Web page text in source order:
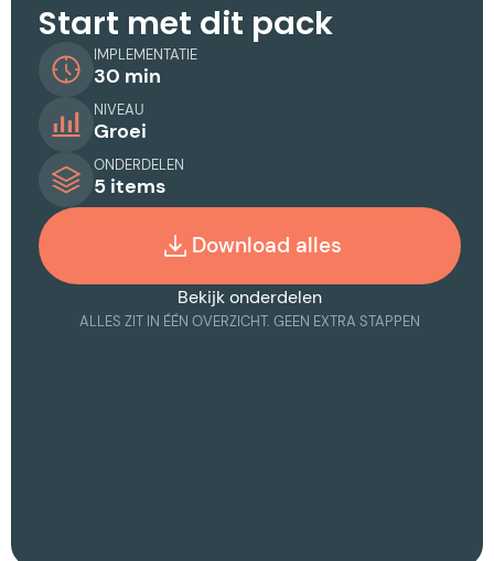
Start met dit pack
IMPLEMENTATIE
30 min
NIVEAU
Groei
ONDERDELEN
5 items
Download alles
Bekijk onderdelen
ALLES ZIT IN ÉÉN OVERZICHT. GEEN EXTRA STAPPEN